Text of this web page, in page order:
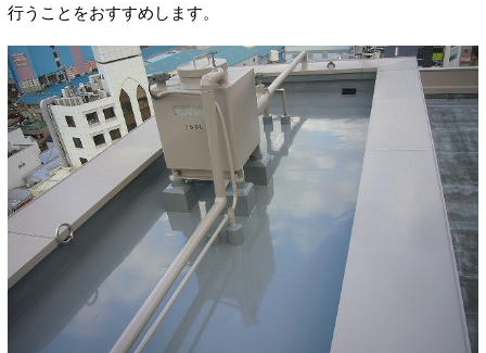
行うことをおすすめします。